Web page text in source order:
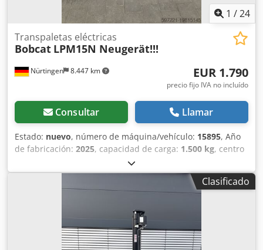
1 /24
Nürtingen 8.447 km
Transpaletas eléctricas
Bobcat LPM15N Neugerät!!!
EUR 1.790
precio fijo IVA no incluído
Consultar Llamar
Estado: nuevo, número de máquina/vehículo: 15895, Año
de fabricación: 2025, capacidad de carga: 1.500 kg, centro
, tipo de combustible:
mástil:otro, altura de construcción:700 mm, longitud de
la horquilla:1.150 mm , tamaño del neumático delantero:,
motor: Eléctrico, fabricante: Bobcat Dkjdew R A Dlepfx Ap
Clasificado